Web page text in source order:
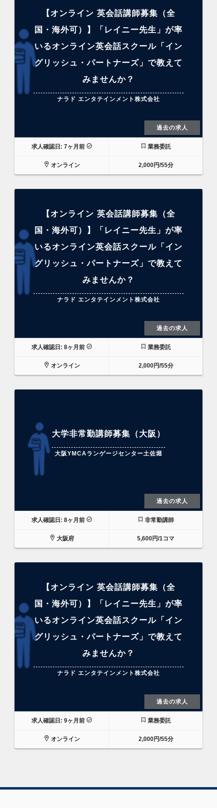
【オンライン 英会話講師募集（全
国・海外可）】「レイニー先生」が率
いるオンライン英会話スクール「イン
グリッシュ・パートナーズ」で教えて
みませんか？
ナラド エンタテインメント株式会社
過去の求人
求人確認日: 7ヶ月前 業務委託
オンライン 2,000円/55分
【オンライン 英会話講師募集（全
国・海外可）】「レイニー先生」が率
いるオンライン英会話スクール「イン
グリッシュ・パートナーズ」で教えて
みませんか？
ナラド エンタテインメント株式会社
過去の求人
求人確認日: 8ヶ月前 業務委託
オンライン 2,000円/55分
大学非常勤講師募集（大阪）
大阪YMCAランゲージセンター土佐堀
過去の求人
求人確認日: 8ヶ月前 非常勤講師
大阪府 5,600円/1コマ
【オンライン 英会話講師募集（全
国・海外可）】「レイニー先生」が率
いるオンライン英会話スクール「イン
グリッシュ・パートナーズ」で教えて
みませんか？
ナラド エンタテインメント株式会社
過去の求人
求人確認日: 9ヶ月前 業務委託
オンライン 2,000円/55分